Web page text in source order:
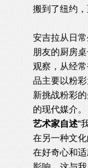
搬到了纽约，
安吉拉从日
朋友的厨房
观察，从经
品主要以粉
新挑战粉彩
的现代媒介。
艺术家自述“
在另一种文
在好奇心和